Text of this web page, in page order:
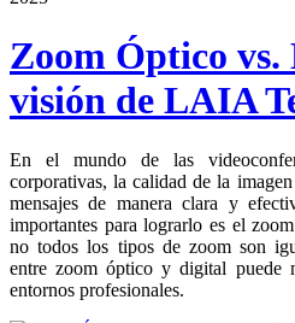
Zoom Óptico
visión de LAIA
En el mundo de las
corporativas, la calidad de la
mensajes de manera clara y
importantes para lograrlo es el
no todos los tipos de zoom son
entre zoom óptico y digital puede
entornos profesionales.